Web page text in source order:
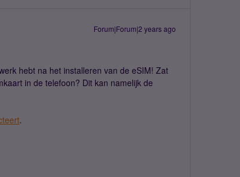
Forum|Forum|2 years ago
hebt na het installeren van de eSIM! Zat
in de telefoon? Dit kan namelijk de
.